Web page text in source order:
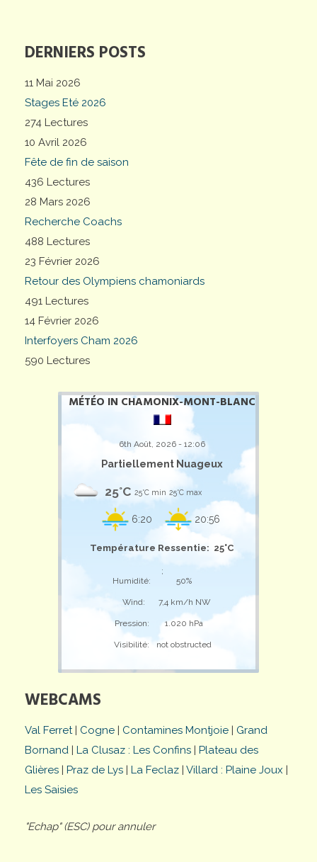
DERNIERS POSTS
11 Mai 2026
Stages Eté 2026
274 Lectures
10 Avril 2026
Fête de fin de saison
436 Lectures
28 Mars 2026
Recherche Coachs
488 Lectures
23 Février 2026
Retour des Olympiens chamoniards
491 Lectures
14 Février 2026
Interfoyers Cham 2026
590 Lectures
MÉTÉO IN CHAMONIX-MONT-BLANC
6th Août, 2026 - 12:06
Partiellement Nuageux
25°C 25°C min 25°C max
6:20 20:56
Température Ressentie: 25°C
;
Humidité:
50%
Wind: 7,4 km/h NW
Pression: 1.020 hPa
Visibilité: not obstructed
WEBCAMS
Val Ferret| Cogne | Contamines Montjoie | Grand
Bornand | La Clusaz : Les Confins | Plateau des
Glières | Praz de Lys | La Feclaz | Villard : Plaine Joux |
Les Saisies
"Echap" (ESC) pour annuler